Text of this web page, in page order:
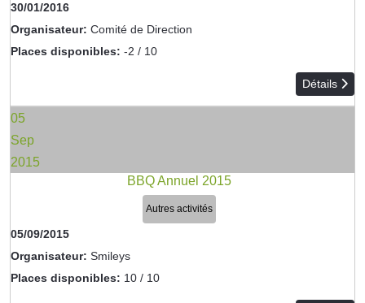
30/01/2016
Organisateur: Comité de Direction
Places disponibles: -2 / 10
Détails
05
Sep
2015
BBQ Annuel 2015
Autres activités
05/09/2015
Organisateur: Smileys
Places disponibles: 10 / 10